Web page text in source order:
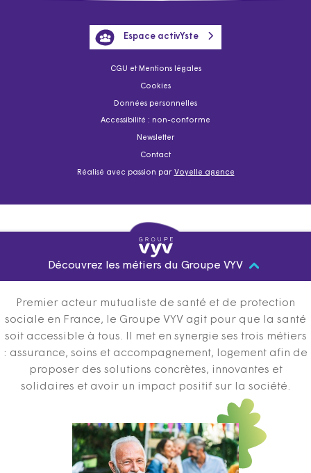
CGU et Mentions légales
Cookies
Données personnelles
Accessibilité : non-conforme
Newsletter
Contact
Réalisé avec passion par Voyelle agence
Espace activYste
Découvrez les métiers du Groupe VYV
Premier acteur mutualiste de santé et de protection
sociale en France, le Groupe VYV agit pour que la santé
soit accessible à tous. Il met en synergie ses trois métiers
: assurance, soins et accompagnement, logement afin de
proposer des solutions concrètes, innovantes et
solidaires et avoir un impact positif sur la société.